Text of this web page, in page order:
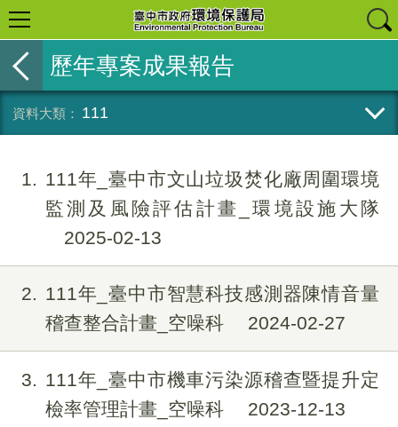
歷年專案成果報告
111
1
111年_臺中市文山垃圾焚化廠周圍環境
監測及風險評估計畫_環境設施大隊
2025-02-13
2
111年_臺中市智慧科技感測器陳情音量
稽查整合計畫_空噪科
2024-02-27
3
111年_臺中市機車污染源稽查暨提升定
檢率管理計畫_空噪科
2023-12-13